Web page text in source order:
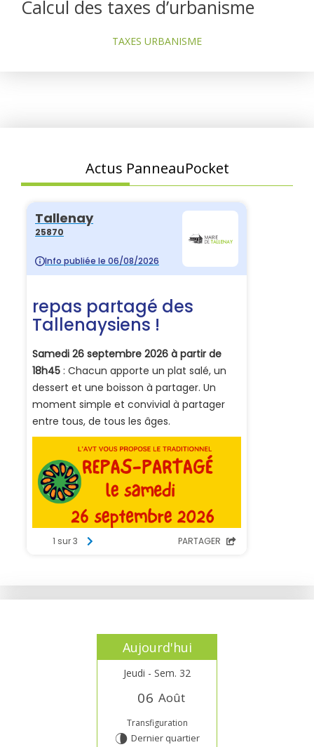
Calcul des taxes d’urbanisme
TAXES URBANISME
Actus PanneauPocket
Aujourd'hui
Jeudi - Sem. 32
06 Août
Transfiguration
U Dernier quartier